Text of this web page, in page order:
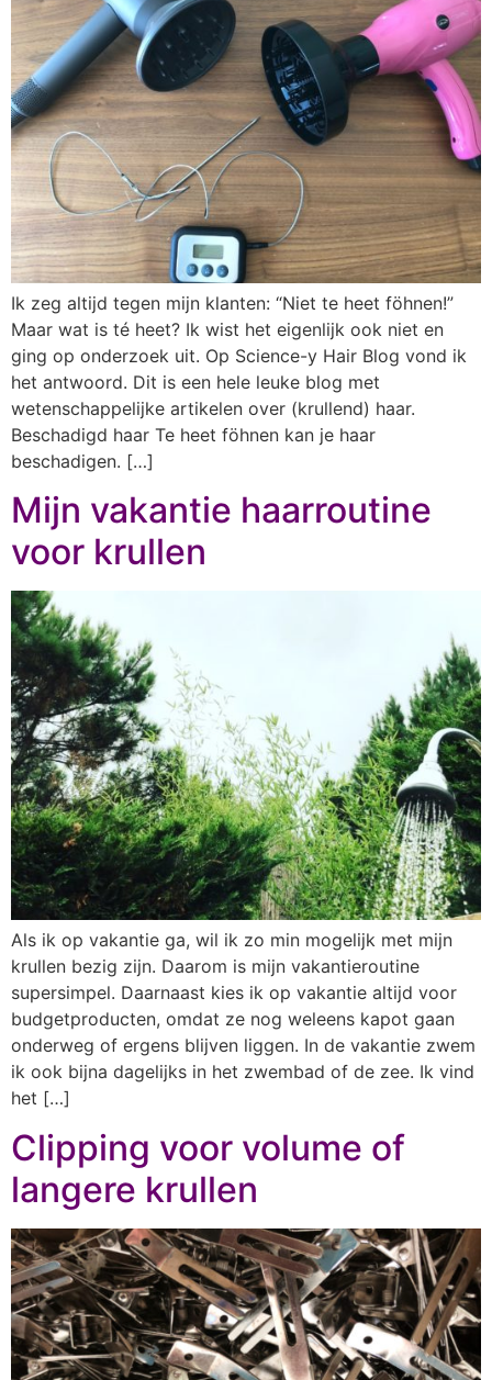
Ik zeg altijd tegen mijn klanten: “Niet te heet föhnen!”
Maar wat is té heet? Ik wist het eigenlijk ook niet en
ging op onderzoek uit. Op Science-y Hair Blog vond ik
het antwoord. Dit is een hele leuke blog met
wetenschappelijke artikelen over (krullend) haar.
Beschadigd haar Te heet föhnen kan je haar
beschadigen. […]
Mijn vakantie haarroutine
voor krullen
Als ik op vakantie ga, wil ik zo min mogelijk met mijn
krullen bezig zijn. Daarom is mijn vakantieroutine
supersimpel. Daarnaast kies ik op vakantie altijd voor
budgetproducten, omdat ze nog weleens kapot gaan
onderweg of ergens blijven liggen. In de vakantie zwem
ik ook bijna dagelijks in het zwembad of de zee. Ik vind
het […]
Clipping voor volume of
langere krullen